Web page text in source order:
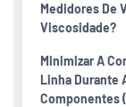
Medidores De
Viscosidade?
Minimizar A
Linha Durante
Componentes